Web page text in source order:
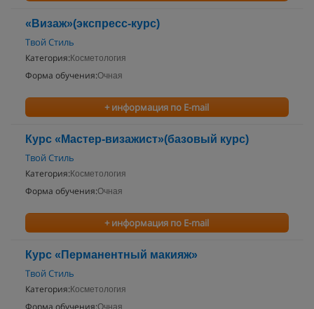
«Визаж»(экспресс-курс)
Твой Стиль
Категория: Косметология
Форма обучения:Очная
+ информация по E-mail
Курс «Мастер-визажист»(базовый курс)
Твой Стиль
Категория: Косметология
Форма обучения:Очная
+ информация по E-mail
Курс «Перманентный макияж»
Твой Стиль
Категория: Косметология
Форма обучения:Очная